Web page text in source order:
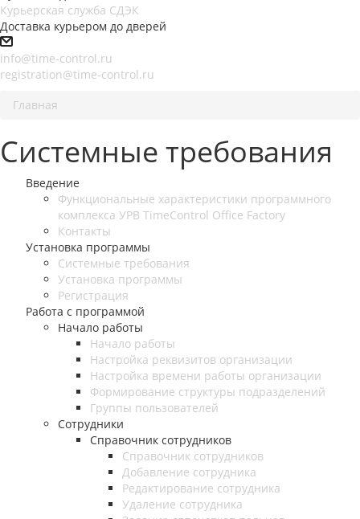
Курьерская служба СДЭК
Доставка курьером до дверей
info@time-control.ru
registration@time-control.ru
Главная
Системные требования
Введение
Функциональные характеристики программного
комплекса УРВ TimeControl Office Factory
Контакты
Установка программы
Системные требования
Установка программы
Регистрация
Работа с программой
Начало работы
Начало работы
Настройка реквизитов организации
Настройка времени работы организации
Формирование структуры подразделений
Группы пользователей
Сотрудники
Справочник сотрудников
Справочник сотрудников
Добавление сотрудника
Редактирование сотрудника
Удаление сотрудника